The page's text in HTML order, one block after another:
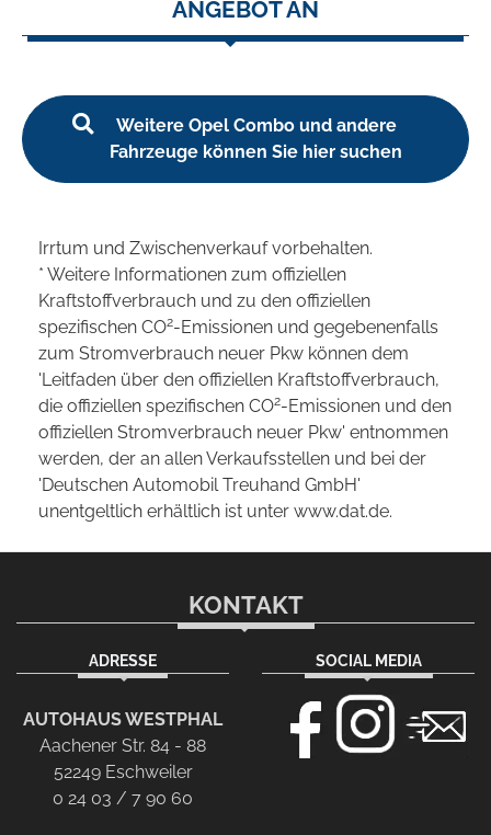
ANGEBOT AN
Weitere Opel Combo und andere
Fahrzeuge können Sie hier suchen
Irrtum und Zwischenverkauf vorbehalten.
* Weitere Informationen zum offiziellen
Kraftstoffverbrauch und zu den offiziellen
spezifischen CO2-Emissionen und gegebenenfalls
zum Stromverbrauch neuer Pkw können dem
'Leitfaden über den offiziellen Kraftstoffverbrauch,
die offiziellen spezifischen CO2-Emissionen und den
offiziellen Stromverbrauch neuer Pkw' entnommen
werden, der an allen Verkaufsstellen und bei der
'Deutschen Automobil Treuhand GmbH'
unentgeltlich erhältlich ist unter www.dat.de.
KONTAKT
ADRESSE
AUTOHAUS WESTPHAL
Aachener Str. 84 - 88
52249 Eschweiler
0 24 03 / 7 90 60
SOCIAL MEDIA